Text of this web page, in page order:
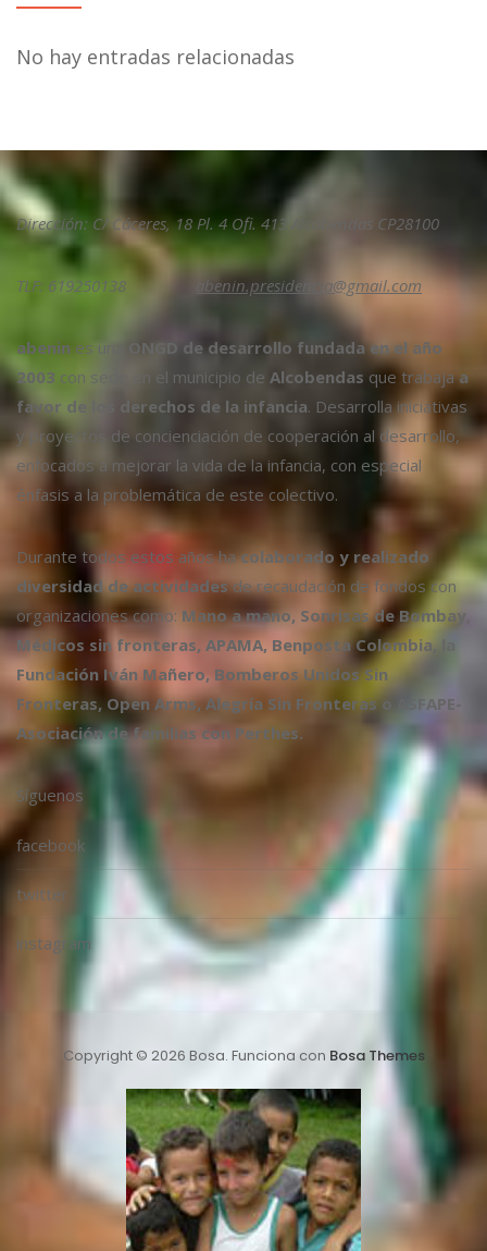
No hay entradas relacionadas
Dirección: C/ Cáceres, 18 Pl. 4 Ofi. 413 Alcobendas CP28100
TLF: 619250138 abenin.presidencia@gmail.com
abenin es una
ONGD de desarrollo fundada en el año
2003 con sede en el municipio de Alcobendas que trabajaa
favor de los derechos de la infancia. Desarrolla iniciativas
y proyectos de concienciación de cooperación al desarrollo,
enfocados a mejorar la vida de la infancia, con especial
énfasis a la problemática de este colectivo.
Durante todos estos años hacolaborado y realizado
diversidad de actividadesde recaudación de fondos con
organizaciones como: Mano a mano, Sonrisas de Bombay,
Médicos sin fronteras, APAMA, Benposta Colombia, la
Fundación Iván Mañero, Bomberos Unidos Sin
Fronteras, Open Arms, Alegría Sin Fronteras o ASFAPE-
Asociación de familias con Perthes.
Síguenos
facebook
twitter
instagram
Copyright © 2026 Bosa. Funciona con Bosa Themes